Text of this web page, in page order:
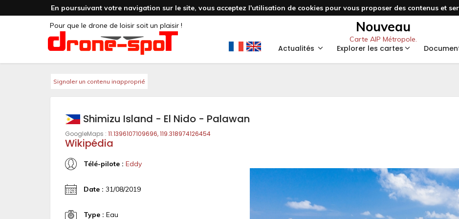
En poursuivant votre navigation sur le site, vous acceptez l'utilisation de cookies pour vous proposer des contenus et
Pour que le drone de loisir soit un plaisir !
Nouveau
Carte AIP Métropole.
Actualités Explorer les cartes
Signaler un contenu inapproprié
Shimizu Island - El Nido - Palawan
GoogleMaps : 11.1396107109696, 119.318974126454
Wikipédia
Télé-pilote : Eddy
Date : 31/08/2019
Type : Eau